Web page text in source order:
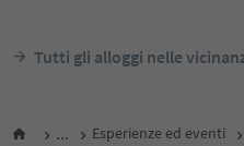
Tutti gli alloggi nelle
... Esperienze ed eventi